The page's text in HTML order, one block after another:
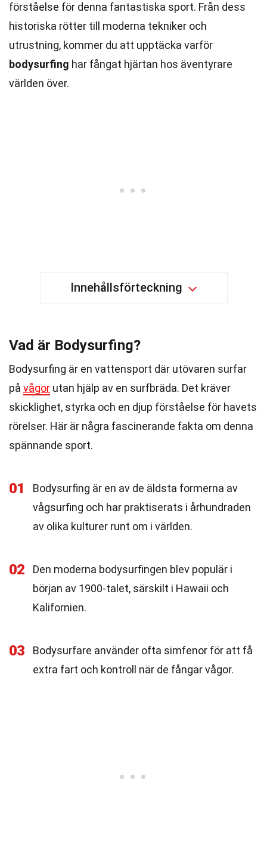
förståelse för denna fantastiska sport. Från dess
historiska rötter till moderna tekniker och
utrustning, kommer du att upptäcka varför
bodysurfing har fångat hjärtan hos äventyrare
världen över.
Innehållsförteckning
Vad är Bodysurfing?
Bodysurfing är en vattensport där utövaren surfar
på vågor utan hjälp av en surfbräda. Det kräver
skicklighet, styrka och en djup förståelse för havets
rörelser. Här är några fascinerande fakta om denna
spännande sport.
01
Bodysurfing är en av de äldsta formerna av
vågsurfing och har praktiserats i århundraden
av olika kulturer runt om i världen.
02
Den moderna bodysurfingen blev populär i
början av 1900-talet, särskilt i Hawaii och
Kalifornien.
03
Bodysurfare använder ofta simfenor för att få
extra fart och kontroll när de fångar vågor.